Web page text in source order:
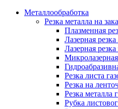
Металлообработка
Резка металла на
Плазменная
Лазерная
Лазерная
Резка листа
Резка на
Резка металла
Рубка